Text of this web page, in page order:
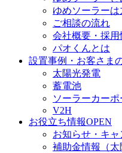
ゆめソーラーは
ご相談の流れ
会社概要・採用
パオくんとは
設置事例・お客さま
太陽光発電
蓄電池
ソーラーカーポ
V2H
お役立ち情報OPEN
お知らせ・キャ
補助金情報（太